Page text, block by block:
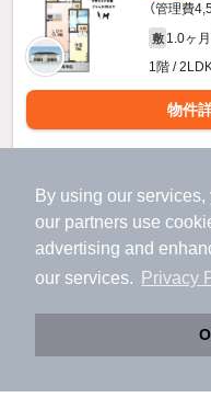
By using our
our partners use
advertising and
our services.
Privacy
アプリに切り替え
会員登録なしですぐ
（管理費
敷 1.0ヶ月
1階 /
物件
他の人はこんな条件で絞
人気のこだわり条件